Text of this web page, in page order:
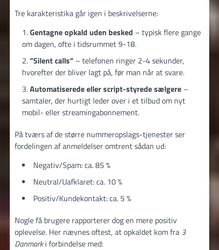
Tre karakteristika går igen i beskrivelserne:
Gentagne opkald uden besked – typisk flere gange
om dagen, ofte i tidsrummet 9-18.
”Silent calls” – telefonen ringer 2-4 sekunder,
hvorefter der bliver lagt på, før man når at svare.
Automatiserede eller script-styrede sælgere –
samtaler, der hurtigt leder over i et tilbud om nyt
mobil- eller streamingabonnement.
På tværs af de større nummeropslags-tjenester ser
fordelingen af anmeldelser omtrent sådan ud:
Negativ/Spam: ca. 85 %
Neutral/Uafklaret: ca. 10 %
Positiv/Kundekontakt: ca. 5 %
Nogle få brugere rapporterer dog en mere positiv
oplevelse. Her nævnes oftest, at opkaldet kom fra 3
Danmarki forbindelse med: